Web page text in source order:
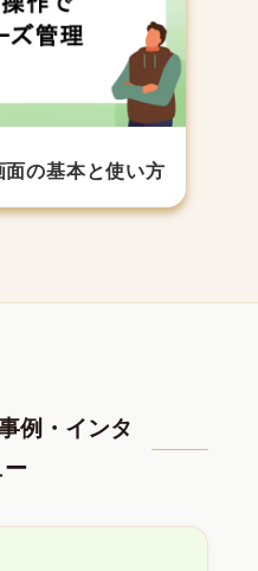
の基本と使い方
例・インタ
ー